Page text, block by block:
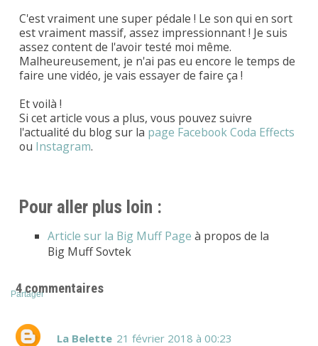
C'est vraiment une super pédale ! Le son qui en sort
est vraiment massif, assez impressionnant ! Je suis
assez content de l'avoir testé moi même.
Malheureusement, je n'ai pas eu encore le temps de
faire une vidéo, je vais essayer de faire ça !
Et voilà !
Si cet article vous a plus, vous pouvez suivre
l'actualité du blog sur la page Facebook Coda Effects
ou Instagram.
Pour aller plus loin :
Article sur la Big Muff Page à propos de la
Big Muff Sovtek
Partager
4 commentaires
La Belette 21 février 2018 à 00:23